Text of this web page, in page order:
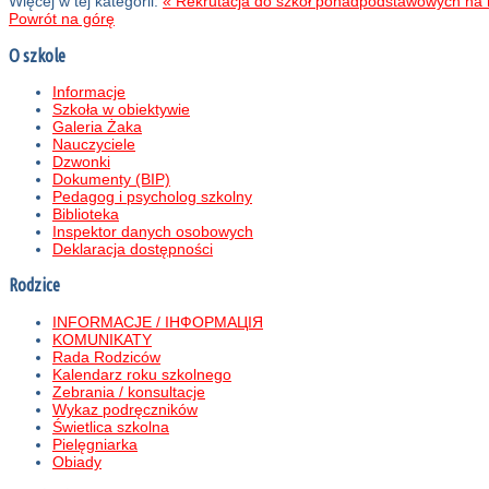
Powrót na górę
O szkole
Informacje
Szkoła w obiektywie
Galeria Żaka
Nauczyciele
Dzwonki
Dokumenty (BIP)
Pedagog i psycholog szkolny
Biblioteka
Inspektor danych osobowych
Deklaracja dostępności
Rodzice
INFORMACJE / ІНФОРМАЦІЯ
KOMUNIKATY
Rada Rodziców
Kalendarz roku szkolnego
Zebrania / konsultacje
Wykaz podręczników
Świetlica szkolna
Pielęgniarka
Obiady